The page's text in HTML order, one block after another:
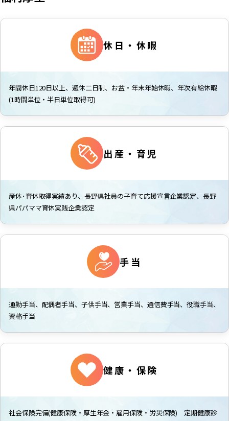
休日・休暇
年間休日120日以上、週休二日制、お盆・年末年始休暇、年次有給休暇
(1時間単位・半日単位取得可)
出産・育児
産休･育休取得実績あり、長野県社員の子育て応援宣言企業認定、長野
県パパママ育休実践企業認定
手当
通勤手当、配偶者手当、子供手当、営業手当、通信費手当、役職手当、
資格手当
健康・保険
社会保険完備(健康保険・厚生年金・雇用保険・労災保険) 定期健康診